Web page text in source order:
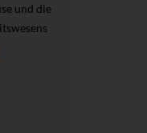
und die